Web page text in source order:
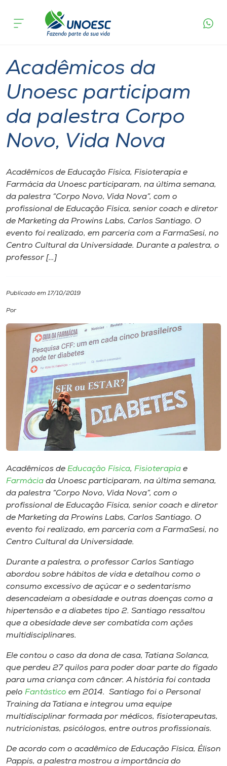
Cursos
Pesquisa
Atendimento ao Estudante
Portal de Ensino
A
Internacionalização
I.nova
Cultura
Biblioteca
Editora
Rádio
Unoesc
Store
o idioma
A-
acontece
Graduação
Acadêmicos da
Unoesc participam
da palestra Corpo
Novo, Vida Nova
Acadêmicos de Educação Física, Fisioterapia e
Farmácia da Unoesc participaram, na última semana,
da palestra “Corpo Novo, Vida Nova”, com o
profissional de Educação Física, senior coach e diretor
de Marketing da Prowins Labs, Carlos Santiago. O
evento foi realizado, em parceria com a FarmaSesi, no
Centro Cultural da Universidade. Durante a palestra, o
professor […]
Publicado em 17/10/2019
Por
Acadêmicos de Educação Física, Fisioterapia e
Farmácia da Unoesc participaram, na última semana,
da palestra “Corpo Novo, Vida Nova”, com o
profissional de Educação Física, senior coach e diretor
de Marketing da Prowins Labs, Carlos Santiago. O
evento foi realizado, em parceria com a FarmaSesi, no
Centro Cultural da Universidade.
Durante a palestra, o professor Carlos Santiago
abordou sobre hábitos de vida e detalhou como o
consumo excessivo de açúcar e o sedentarismo
desencadeiam a obesidade e outras doenças como a
hipertensão e a diabetes tipo 2. Santiago ressaltou
que a obesidade deve ser combatida com ações
multidisciplinares.
Ele contou o caso da dona de casa, Tatiana Solanca,
que perdeu 27 quilos para poder doar parte do fígado
para uma criança com câncer. A história foi contada
pelo Fantástico em 2014. Santiago foi o Personal
Training da Tatiana e integrou uma equipe
multidisciplinar formada por médicos, fisioterapeutas,
nutricionistas, psicólogos, entre outros profissionais.
De acordo com o acadêmico de Educação Física, Élison
Pappis, a palestra mostrou a importância do